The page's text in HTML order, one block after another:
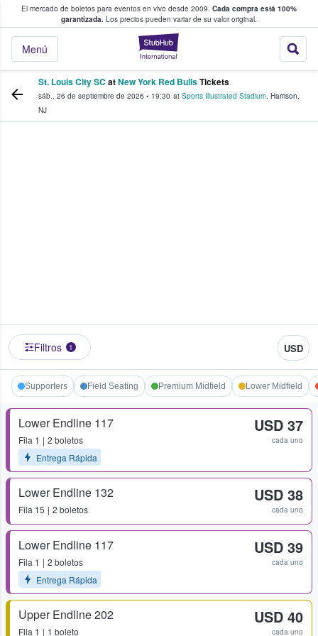
El mercado de boletos para eventos en vivo desde 2009. Cada compra está 100%
garantizada. Los precios pueden variar de su valor original.
StubHub: donde
Menú
fans compran y venden boletos
St. Louis City SC atNew York Red BullsTickets
sáb., 26 de septiembre de 2026 • 19:30 at Sports Illustrated Stadium, Harrison,
NJ
Filtros 1 USD
Supporters Field Seating Premium Midfield Lower Midfield
Lower Endline 117
Fila 1
2 boletos
Entrega Rápida
USD 37
cada uno
Lower Endline 132
Fila 15 2 boletos
USD 38
cada uno
Lower Endline 117
Fila 1
2 boletos
Entrega Rápida
USD 39
cada uno
Upper Endline 202
Fila 1 1 boleto
USD 40
cada uno